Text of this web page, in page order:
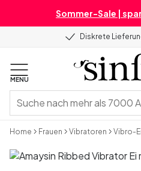
Sommer-Sale |
Diskrete
MENU
Home Frauen Vibratoren Vibro-